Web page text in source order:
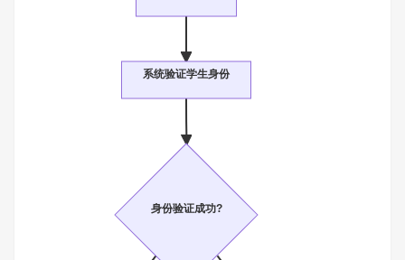
系统验证学生身份
身份验证成功?